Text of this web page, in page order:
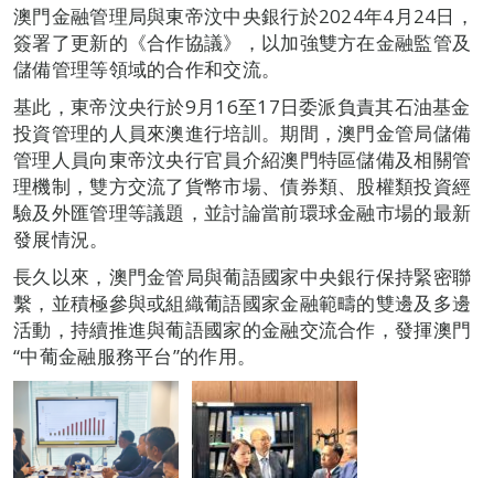
澳門金融管理局與東帝汶中央銀行於2024年4月24日，
簽署了更新的《合作協議》，以加強雙方在金融監管及
儲備管理等領域的合作和交流。
基此，東帝汶央行於9月16至17日委派負責其石油基金
投資管理的人員來澳進行培訓。期間，澳門金管局儲備
管理人員向東帝汶央行官員介紹澳門特區儲備及相關管
理機制，雙方交流了貨幣市場、債券類、股權類投資經
驗及外匯管理等議題，並討論當前環球金融市場的最新
發展情況。
長久以來，澳門金管局與葡語國家中央銀行保持緊密聯
繫，並積極參與或組織葡語國家金融範疇的雙邊及多邊
活動，持續推進與葡語國家的金融交流合作，發揮澳門
“中葡金融服務平台”的作用。